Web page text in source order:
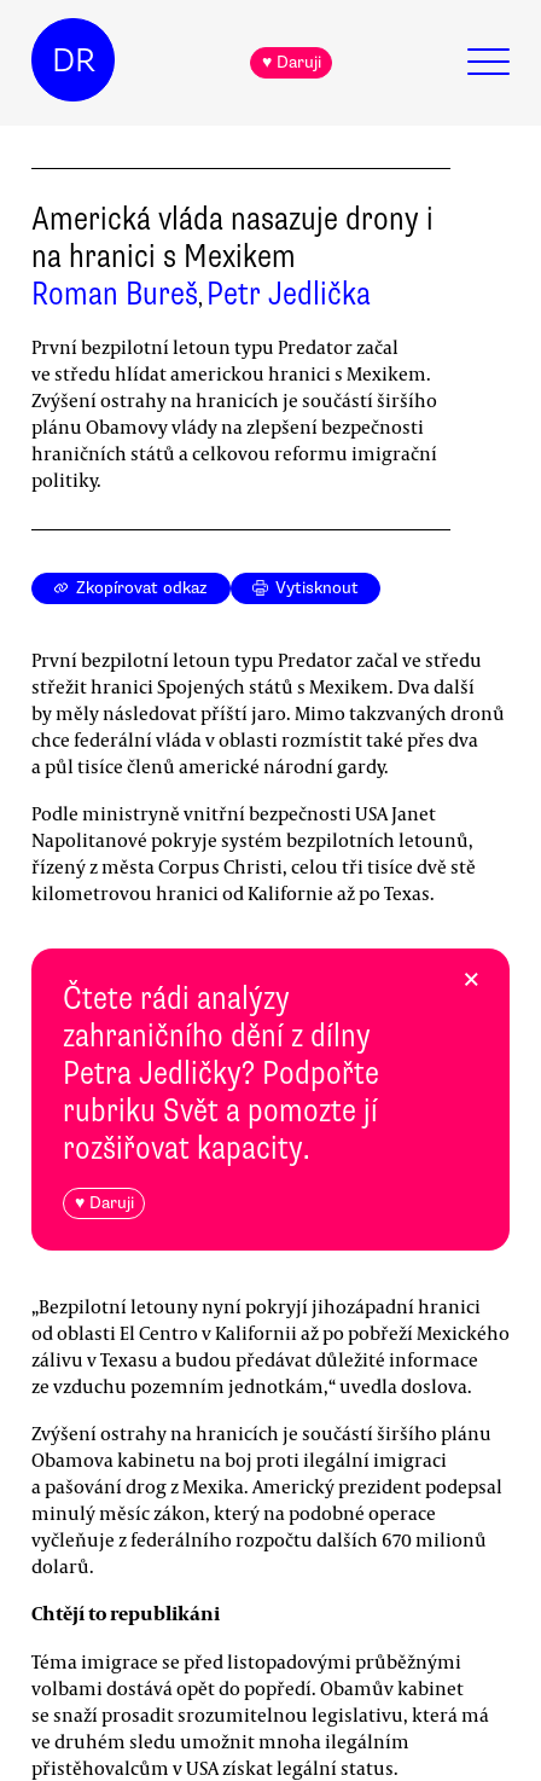
DR ♥ Daruji
Americká vláda nasazuje drony i
na hranici s Mexikem
Roman Bureš, Petr Jedlička
První bezpilotní letoun typu Predator začal
ve středu hlídat americkou hranici s Mexikem.
Zvýšení ostrahy na hranicích je součástí širšího
plánu Obamovy vlády na zlepšení bezpečnosti
hraničních států a celkovou reformu imigrační
politiky.
Zkopírovat odkaz Vytisknout
První bezpilotní letoun typu Predator začal ve středu
střežit hranici Spojených států s Mexikem. Dva další
by měly následovat příští jaro. Mimo takzvaných dronů
chce federální vláda v oblasti rozmístit také přes dva
a půl tisíce členů americké národní gardy.
Podle ministryně vnitřní bezpečnosti USA Janet
Napolitanové pokryje systém bezpilotních letounů,
řízený z města Corpus Christi, celou tři tisíce dvě stě
kilometrovou hranici od Kalifornie až po Texas.
Čtete rádi analýzy
zahraničního dění z dílny
Petra Jedličky? Podpořte
rubriku Svět a pomozte jí
rozšiřovat kapacity.
♥ Daruji
×
„Bezpilotní letouny nyní pokryjí jihozápadní hranici
od oblasti El Centro v Kalifornii až po pobřeží Mexického
zálivu v Texasu a budou předávat důležité informace
ze vzduchu pozemním jednotkám,“ uvedla doslova.
Zvýšení ostrahy na hranicích je součástí širšího plánu
Obamova kabinetu na boj proti ilegální imigraci
a pašování drog z Mexika. Americký prezident podepsal
minulý měsíc zákon, který na podobné operace
vyčleňuje z federálního rozpočtu dalších 670 milionů
dolarů.
Chtějí to republikáni
Téma imigrace se před listopadovými průběžnými
volbami dostává opět do popředí. Obamův kabinet
se snaží prosadit srozumitelnou legislativu, která má
ve druhém sledu umožnit mnoha ilegálním
přistěhovalcům v USA získat legální status.